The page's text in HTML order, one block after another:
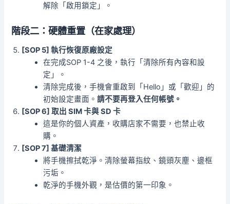
解除「啟用鎖定」。
階段二：硬體重置（在家處理）
[SOP 5] 執行恢復原廠設定
在完成SOP 1-4 之後，執行「清除所有內容和設
定」。
清除完成後，手機會重啟到「Hello」或「歡迎」的
初始設定畫面。請不要再登入任何帳號。
[SOP 6] 取出 SIM 卡與 SD 卡
這是你的個人資產，收購店家不需要，也禁止收
購。
[SOP 7] 基礎清潔
將手機擦拭乾淨。清除螢幕指紋、鏡頭灰塵、邊框
污垢。
乾淨的手機外觀，是估價的第一印象。